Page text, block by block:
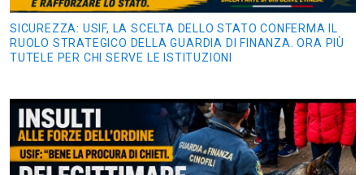
SICUREZZA: USIF, LA SCELTA DELLO STATO CONFERMA IL
RUOLO STRATEGICO DELLA GUARDIA DI FINANZA. ORA PIÙ
TUTELE PER CHI SERVE LE ISTITUZIONI